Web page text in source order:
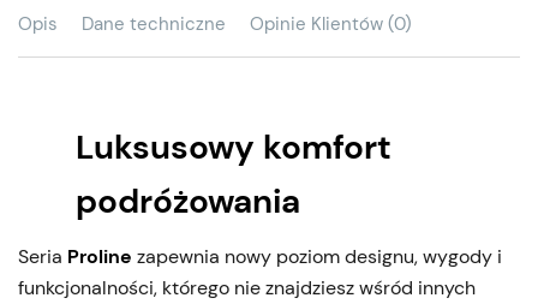
Opis Dane techniczne Opinie Klientów (0)
Luksusowy komfort
podróżowania
Seria Proline zapewnia nowy poziom designu, wygody i
funkcjonalności, którego nie znajdziesz wśród innych